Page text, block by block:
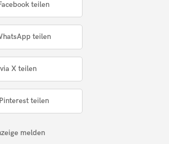
teilen
teilen
via X teilen
teilen
melden